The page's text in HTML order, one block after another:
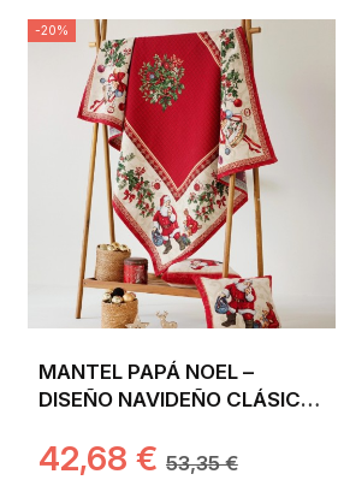
-20%
MANTEL PAPÁ NOEL –
DISEÑO NAVIDEÑO CLÁSICO
42,68 € 53,35 €